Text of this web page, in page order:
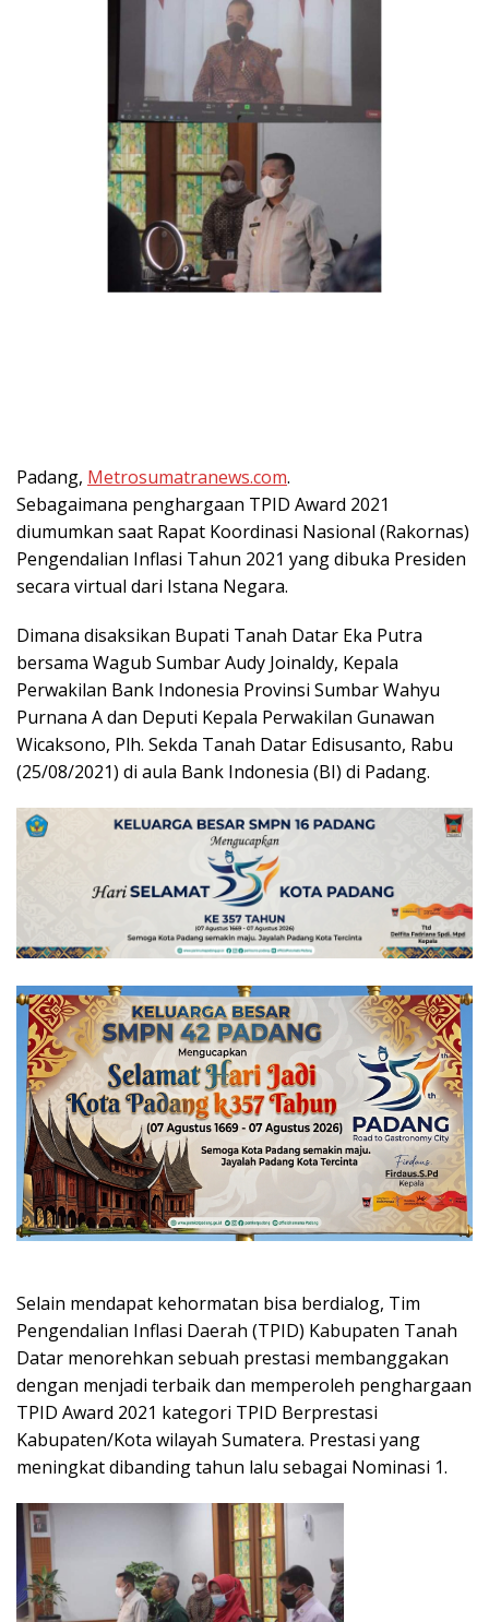
Padang, Metrosumatranews.com.
Sebagaimana penghargaan TPID Award 2021
diumumkan saat Rapat Koordinasi Nasional (Rakornas)
Pengendalian Inflasi Tahun 2021 yang dibuka Presiden
secara virtual dari Istana Negara.
Dimana disaksikan Bupati Tanah Datar Eka Putra
bersama Wagub Sumbar Audy Joinaldy, Kepala
Perwakilan Bank Indonesia Provinsi Sumbar Wahyu
Purnana A dan Deputi Kepala Perwakilan Gunawan
Wicaksono, Plh. Sekda Tanah Datar Edisusanto, Rabu
(25/08/2021) di aula Bank Indonesia (BI) di Padang.
Selain mendapat kehormatan bisa berdialog, Tim
Pengendalian Inflasi Daerah (TPID) Kabupaten Tanah
Datar menorehkan sebuah prestasi membanggakan
dengan menjadi terbaik dan memperoleh penghargaan
TPID Award 2021 kategori TPID Berprestasi
Kabupaten/Kota wilayah Sumatera. Prestasi yang
meningkat dibanding tahun lalu sebagai Nominasi 1.